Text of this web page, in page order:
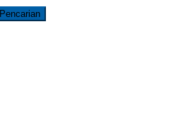
Pencarian